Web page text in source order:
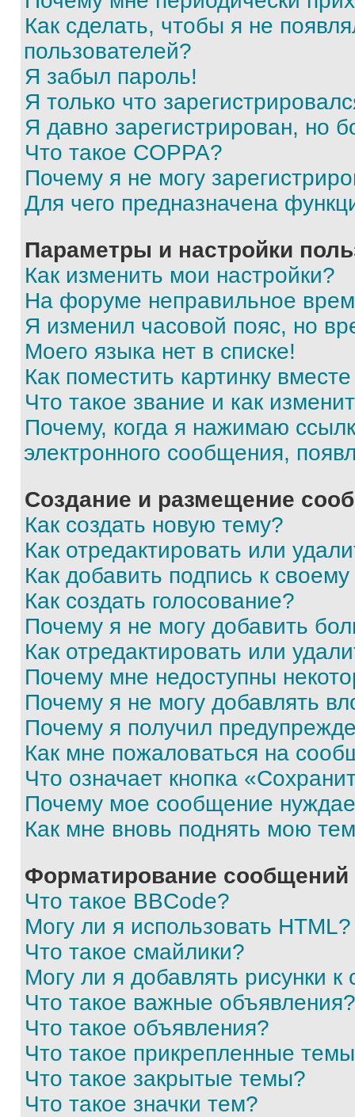
Как сделать, чтобы я не
пользователей?
Я забыл пароль!
Я только что
Я давно зарегистрирован, но
Что такое COPPA?
Почему я не могу
Для чего предназначена
Параметры и настройки
Как изменить мои настройки?
На форуме неправильное
Я изменил часовой пояс, но
Моего языка нет в списке!
Как поместить картинку
Что такое звание и как
Почему, когда я нажимаю
электронного сообщения,
Создание и размещение
Как создать новую тему?
Как отредактировать или
Как добавить подпись к
Как создать голосование?
Почему я не могу добавить
Как отредактировать или
Почему мне недоступны
Почему я не могу добавлять
Почему я получил
Как мне пожаловаться на
Что означает кнопка
Почему мое сообщение
Как мне вновь поднять мою
Форматирование
Что такое BBCode?
Могу ли я использовать HTML?
Что такое смайлики?
Могу ли я добавлять рисунки
Что такое важные объявления?
Что такое объявления?
Что такое прикрепленные
Что такое закрытые темы?
Что такое значки тем?